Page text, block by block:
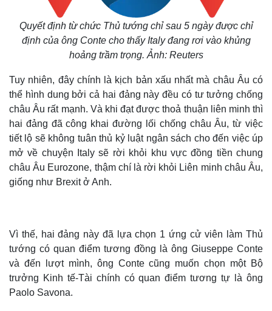
Quyết định từ chức Thủ tướng chỉ sau 5 ngày được chỉ
định của ông Conte cho thấy Italy đang rơi vào khủng
hoảng trầm trọng. Ảnh: Reuters
Tuy nhiên, đây chính là kịch bản xấu nhất mà châu Âu có
thể hình dung bởi cả hai đảng này đều có tư tưởng chống
châu Âu rất mạnh. Và khi đạt được thoả thuận liên minh thì
hai đảng đã công khai đường lối chống châu Âu, từ việc
tiết lộ sẽ không tuân thủ kỷ luật ngân sách cho đến việc úp
mở về chuyện Italy sẽ rời khỏi khu vực đồng tiền chung
châu Âu Eurozone, thậm chí là rời khỏi Liên minh châu Âu,
giống như Brexit ở Anh.
Vì thế, hai đảng này đã lựa chọn 1 ứng cử viên làm Thủ
tướng có quan điểm tương đồng là ông Giuseppe Conte
và đến lượt mình, ông Conte cũng muốn chọn một Bộ
trưởng Kinh tế-Tài chính có quan điểm tương tự là ông
Paolo Savona.